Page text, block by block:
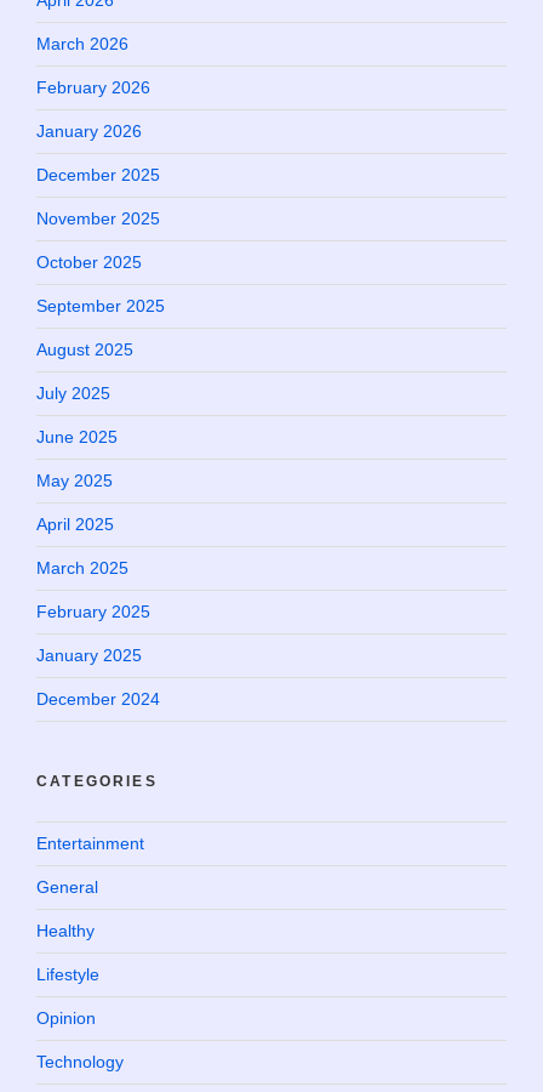
March 2026
February 2026
January 2026
December 2025
November 2025
October 2025
September 2025
August 2025
July 2025
June 2025
May 2025
April 2025
March 2025
February 2025
January 2025
December 2024
CATEGORIES
Entertainment
General
Healthy
Lifestyle
Opinion
Technology